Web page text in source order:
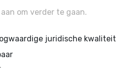
om verder te gaan.
juridische kwaliteit